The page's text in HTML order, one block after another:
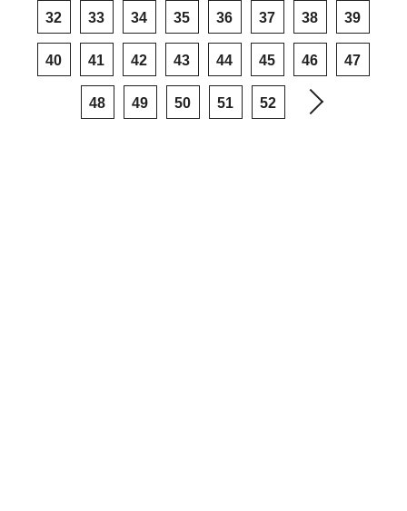
32 33 34 35 36 37 38 39
40 41 42 43 44 45 46 47
48 49 50 51 52